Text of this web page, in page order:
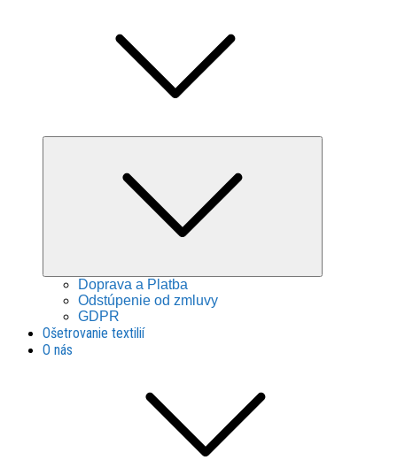
Doprava a Platba
Odstúpenie od zmluvy
GDPR
Ošetrovanie textilií
O nás